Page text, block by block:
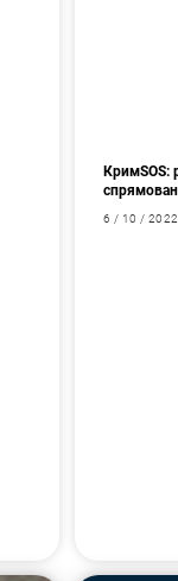
КримSOS:
6 / 10 / 2022